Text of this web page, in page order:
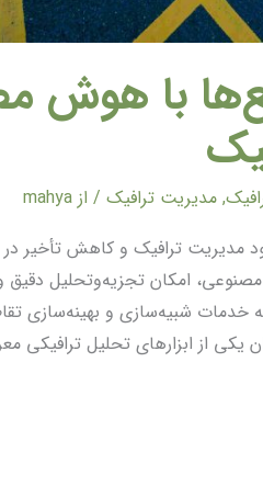
با هوش
, مدیریت ترافیک/ از mahya
مدیریت ترافیک و کاهش تأخیر
امکان تجزیه‌وتحلیل
خدمات شبیه‌سازی و بهینه‌سازی